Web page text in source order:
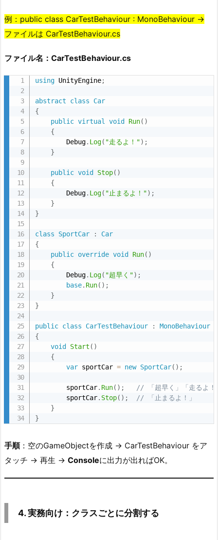
n
i
y）
5.
実
務
向
け：
ク
ラ
ス
ご
と
に
分
割
す
る
6.
図
解
（P
a
n
t
U
M
L：
ラ
／
ケ
例：public class CarTestBehaviour : MonoBehaviour →
ファイルは CarTestBehaviour.cs
ファイル名：CarTestBehaviour.cs
using UnityEngine;
abstract class
Car
{
public virtual void Run( )
{
        Debug
. Log( "走るよ！") ;
}
public void Stop( )
{
        Debug
. Log( "止まるよ！") ;
}
}
class SportCar :
Car
{
public override void Run( )
{
        Debug
. Log( "超早く") ;
base. Run( ) ;
}
}
public class CarTestBehaviour :
MonoBehaviour
{
void
Start ( )
{
var sportCar = new SportCar( ) ;
        sportCar
. Run( ) ;
// 「超早く」「走るよ！
        sportCar
. Stop( ) ;
// 「止まるよ！」
}
}
手順：空のGameObjectを作成 → CarTestBehaviour をア
タッチ → 再生 → Consoleに出力が出ればOK。
4. 実務向け：クラスごとに分割する